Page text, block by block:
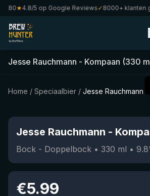
★4.8/5 op Google Reviews✓8000+ klanten
Jesse Rauchmann - Kompaan (330
Home / Speciaalbier / Jesse Rauchmann
Jesse Rauchmann -
Bock - Doppelbock • 330 ml • 9.8
€5.99